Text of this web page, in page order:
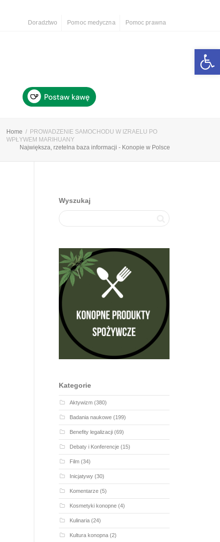
Doradztwo Pomoc medyczna Pomoc prawna
Home
PROWADZENIE SAMOCHODU W IZRAELU PO
WPŁYWEM MARIHUANY
Największa, rzetelna baza informacji - Konopie w Polsce
Wyszukaj
Kategorie
Aktywizm(380)
Badania naukowe(199)
Benefity legalizacji(69)
Debaty i Konferencje(15)
Film(34)
Inicjatywy(30)
Komentarze(5)
Kosmetyki konopne(4)
Kulinaria(24)
Kultura konopna(2)